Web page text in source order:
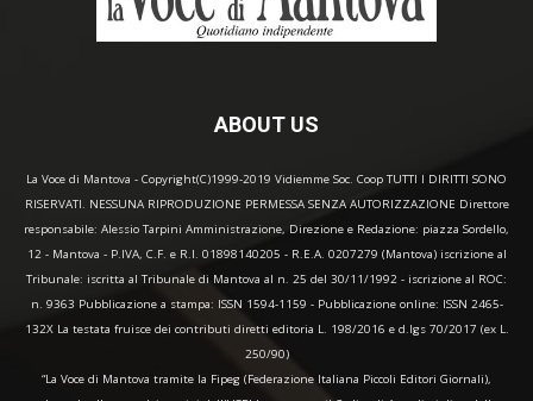
ABOUT US
La Voce di Mantova - Copyright(C)1999-2019 Vidiemme Soc. Coop TUTTI I DIRITTI SONO
RISERVATI. NESSUNA RIPRODUZIONE PERMESSA SENZA AUTORIZZAZIONE Direttore
responsabile: Alessio Tarpini Amministrazione, Direzione e Redazione: piazza Sordello,
12 - Mantova - P.IVA, C.F. e R.I. 01898140205 - R.E.A. 0207279 (Mantova) iscrizione al
Tribunale: iscritta al Tribunale di Mantova al n. 25 del 30/11/1992 - iscrizione al ROC:
n. 9363 Pubblicazione a stampa: ISSN 1594-1159 - Pubblicazione online: ISSN 2465-
132X La testata fruisce dei contributi diretti editoria L. 198/2016 e d.lgs 70/2017 (ex L.
250/90)
“La Voce di Mantova tramite la Fipeg (Federazione Italiana Piccoli Editori Giornali),